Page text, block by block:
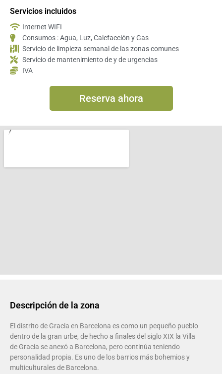
Servicios incluidos
Internet WIFI
Consumos : Agua, Luz, Calefacción y Gas
Servicio de limpieza semanal de las zonas comunes
Servicio de mantenimiento de y de urgencias
IVA
Reserva ahora
Descripción de la zona
El distrito de Gracia en Barcelona es como un pequeño pueblo
dentro de la gran urbe, de hecho a finales del siglo XIX la Villa
de Gracia se anexó a Barcelona, pero continúa teniendo
personalidad propia. Es uno de los barrios más bohemios y
multiculturales de Barcelona.